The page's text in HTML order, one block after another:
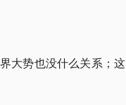
大势也没什么关系；这